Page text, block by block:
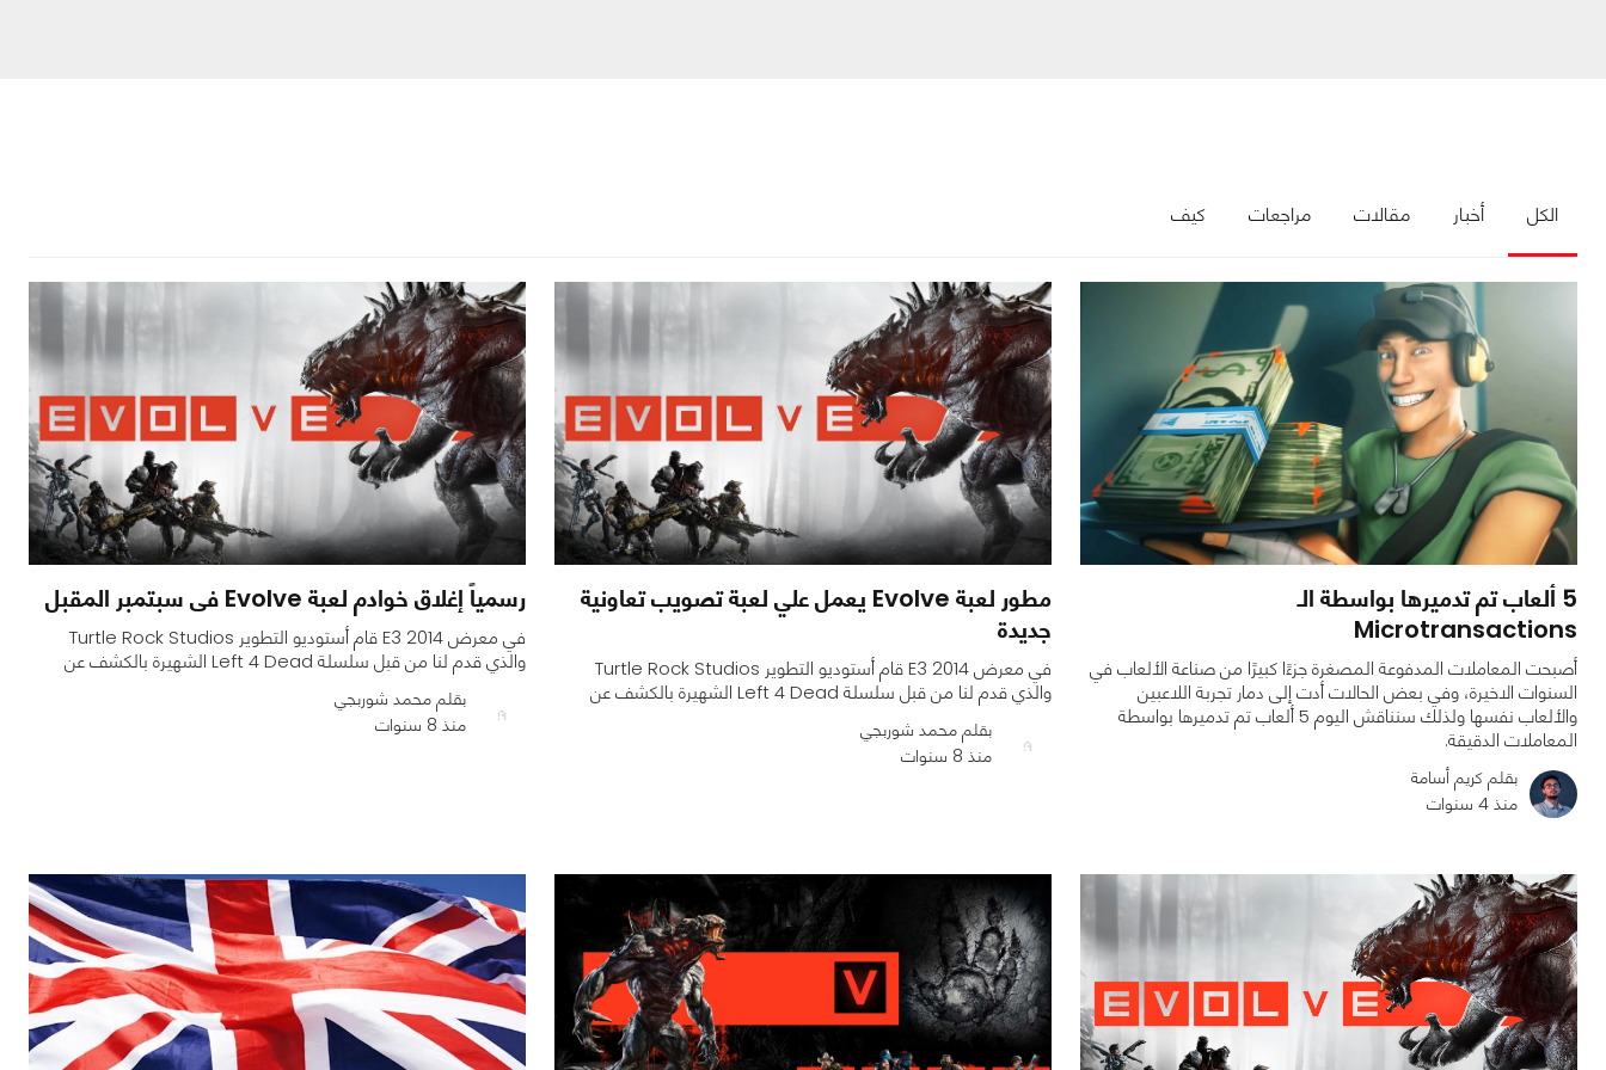
الكل أخبار مقالات مراجعات كيف
5 ألعاب تم تدميرها بواسطة الـ
Microtransactions
أصبحت المعاملات المدفوعة المصغرة جزءًا كبيرًا من صناعة الألعاب في
السنوات الاخيرة، وفي بعض الحالات أدت إلى دمار تجربة اللاعبين
والألعاب نفسها ولذلك سنناقش اليوم 5 ألعاب تم تدميرها بواسطة
المعاملات الدقيقة.
بقلم كريم أسامة
منذ 4 سنوات
مطور لعبة Evolve يعمل علي لعبة تصويب تعاونية
جديدة
في معرض E3 2014 قام أستوديو التطوير Turtle Rock Studios
والذي قدم لنا من قبل سلسلة Left 4 Dead الشهيرة بالكشف عن
بقلم محمد شوربجي
منذ 8 سنوات
رسمياً إغلاق خوادم لعبة Evolve فى سبتمبر المقبل
في معرض E3 2014 قام أستوديو التطوير Turtle Rock Studios
والذي قدم لنا من قبل سلسلة Left 4 Dead الشهيرة بالكشف عن
بقلم محمد شوربجي
منذ 8 سنوات